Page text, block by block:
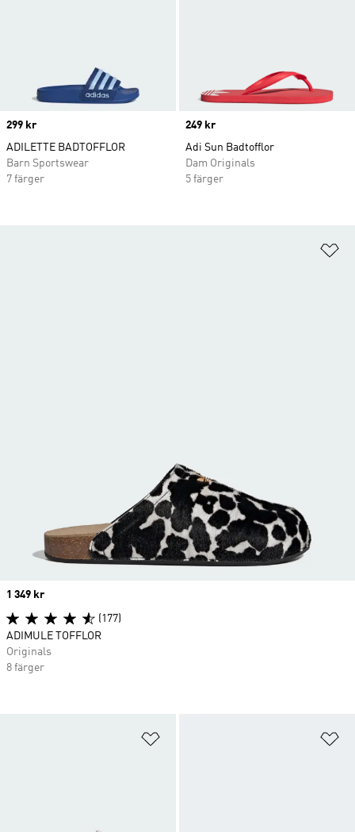
Price
299 kr
ADILETTE BADTOFFLOR
Barn Sportswear
7 färger
Price
249 kr
Adi Sun Badtofflor
Dam Originals
5 färger
Price
1 349 kr
(177)
ADIMULE TOFFLOR
Originals
8 färger